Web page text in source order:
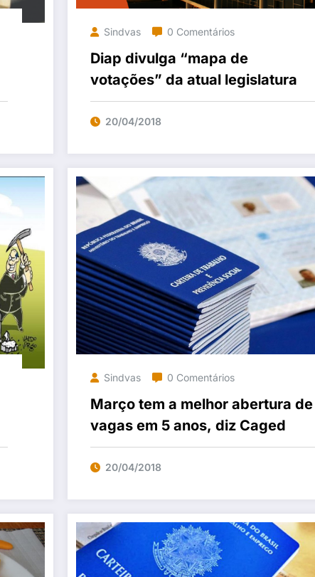
Sindvas 0 Comentários
Diap divulga “mapa de
votações” da atual legislatura
20/04/2018
Sindvas 0 Comentários
Março tem a melhor abertura de
vagas em 5 anos, diz Caged
20/04/2018